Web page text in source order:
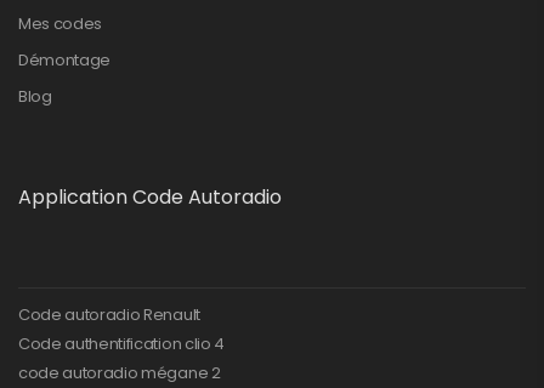
Mes codes
Démontage
Blog
Application Code Autoradio
Code autoradio Renault
Code authentification clio 4
code autoradio mégane 2